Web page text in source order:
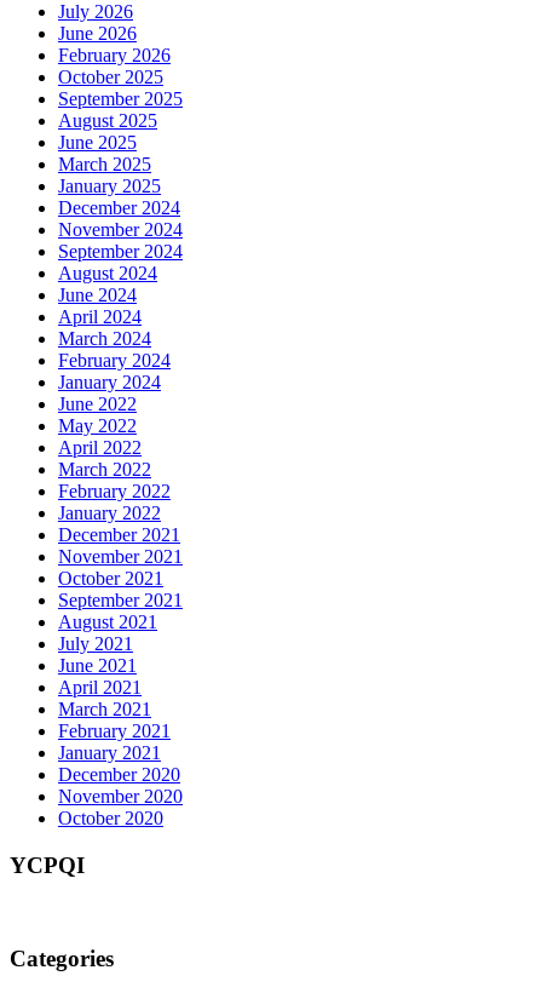
July 2026
June 2026
February 2026
October 2025
September 2025
August 2025
June 2025
March 2025
January 2025
December 2024
November 2024
September 2024
August 2024
June 2024
April 2024
March 2024
February 2024
January 2024
June 2022
May 2022
April 2022
March 2022
February 2022
January 2022
December 2021
November 2021
October 2021
September 2021
August 2021
July 2021
June 2021
April 2021
March 2021
February 2021
January 2021
December 2020
November 2020
October 2020
YCPQI
Categories